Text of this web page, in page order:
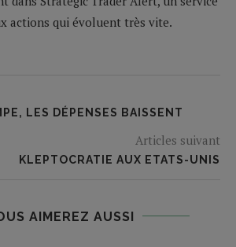
actions qui évoluent très vite.
LES DÉPENSES BAISSENT
Articles suivant
KLEPTOCRATIE AUX ETATS-UNIS
AIMEREZ AUSSI